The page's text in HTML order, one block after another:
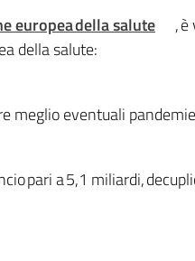
europea della salute
,
della salute:
meglio eventuali
pari a 5,1 miliardi,